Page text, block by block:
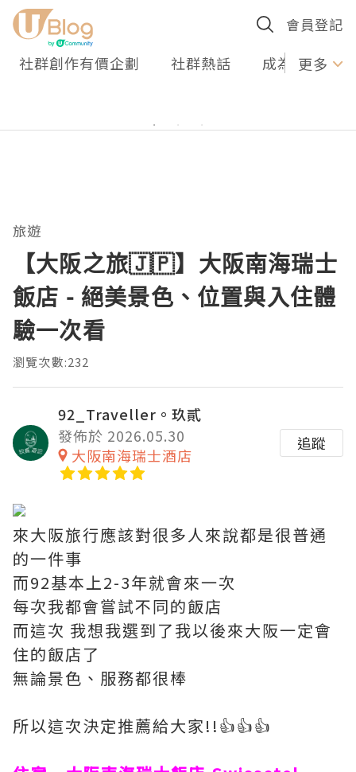
會員登記
社群創作有價企劃 社群熱話 成為U更多
旅遊
【大阪之旅🇯🇵】大阪南海瑞士
飯店 - 絕美景色、位置與入住體
驗一次看
瀏覽次數:232
92_Traveller。玖貳
發佈於 2026.05.30
大阪南海瑞士酒店
追蹤
來大阪旅行應該對很多人來說都是很普通
的一件事
而92基本上2-3年就會來一次
每次我都會嘗試不同的飯店
而這次 我想我選到了我以後來大阪一定會
住的飯店了
無論景色、服務都很棒
所以這次決定推薦給大家!!👍👍👍